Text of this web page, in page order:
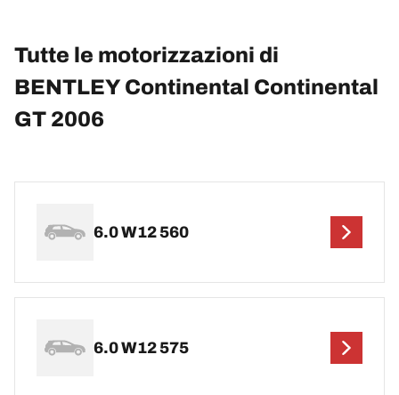
Tutte le motorizzazioni di
BENTLEY Continental Continental
GT 2006
6.0 W12 560
6.0 W12 575